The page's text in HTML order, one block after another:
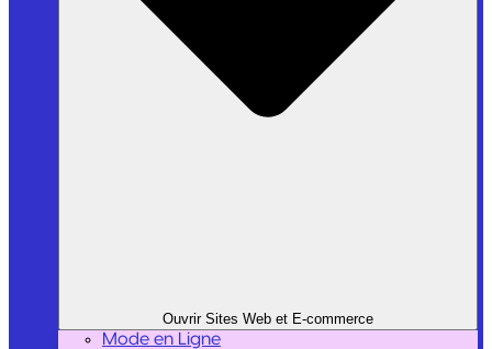
Ouvrir Sites Web et E-commerce
Mode en Ligne